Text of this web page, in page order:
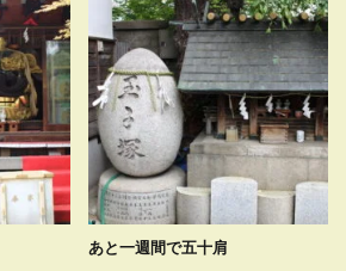
あと一週間で五十肩